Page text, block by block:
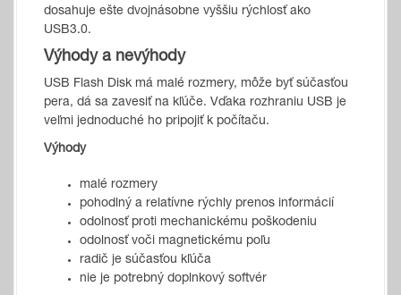
dosahuje ešte dvojnásobne vyššiu rýchlosť ako
USB3.0.
Výhody a nevýhody
USB Flash Disk má malé rozmery, môže byť súčasťou
pera, dá sa zavesiť na kľúče. Vďaka rozhraniu USB je
veľmi jednoduché ho pripojiť k počítaču.
Výhody
malé rozmery
pohodlný a relatívne rýchly prenos informácií
odolnosť proti mechanickému poškodeniu
odolnosť voči magnetickému poľu
radič je súčasťou kľúča
nie je potrebný doplnkový softvér